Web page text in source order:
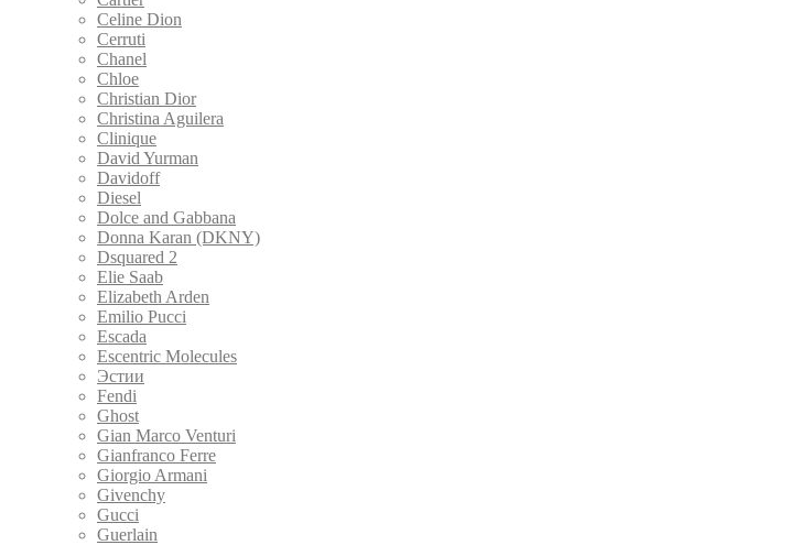
Celine Dion
Cerruti
Chanel
Chloe
Christian Dior
Christina Aguilera
Clinique
David Yurman
Davidoff
Diesel
Dolce and Gabbana
Donna Karan (DKNY)
Dsquared 2
Elie Saab
Elizabeth Arden
Emilio Pucci
Escada
Escentric Molecules
Эстии
Fendi
Ghost
Gian Marco Venturi
Gianfranco Ferre
Giorgio Armani
Givenchy
Gucci
Guerlain